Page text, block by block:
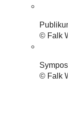
© Falk
© Falk